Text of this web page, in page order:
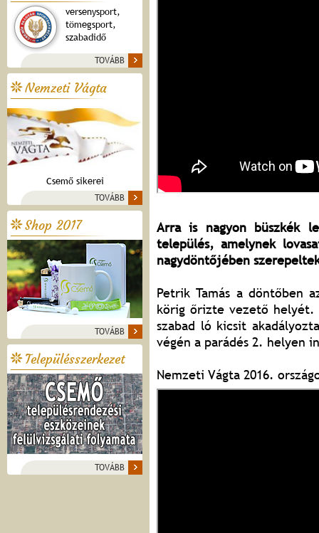
versenysport,
tömegsport,
szabadidő
TOVÁBB
Nemzeti Vágta
Csemő sikerei
TOVÁBB
Shop 2017
TOVÁBB
Településszerkezet
TOVÁBB
Arra is nagyon büszkék
település, amelynek
nagydöntőjében
Petrik Tamás a döntőben
körig őrizte vezető helyét.
szabad ló kicsit
végén a parádés 2. helyen
Nemzeti Vágta 2016.